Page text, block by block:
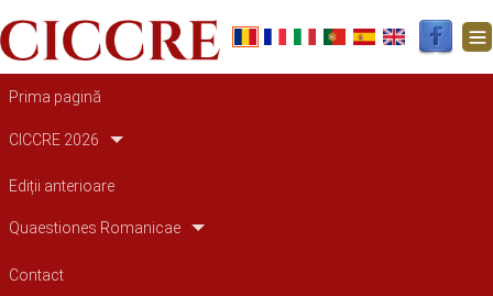
Main navigation
Prima pagină
CICCRE 2026
Ediții anterioare
Quaestiones Romanicae
Contact